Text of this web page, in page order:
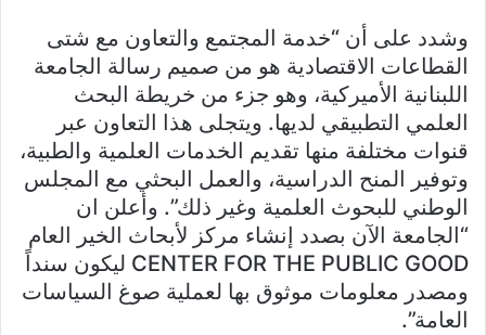
وشدد على أن “خدمة المجتمع والتعاون مع شتى
القطاعات الاقتصادية هو من صميم رسالة الجامعة
اللبنانية الأميركية، وهو جزء من خريطة البحث
العلمي التطبيقي لديها. ويتجلى هذا التعاون عبر
قنوات مختلفة منها تقديم الخدمات العلمية والطبية،
وتوفير المنح الدراسية، والعمل البحثي مع المجلس
الوطني للبحوث العلمية وغير ذلك”. وأعلن ان
“الجامعة الآن بصدد إنشاء مركز لأبحاث الخير العام
CENTER FOR THE PUBLIC GOOD ليكون سنداً
ومصدر معلومات موثوق بها لعملية صوغ السياسات
العامة”.